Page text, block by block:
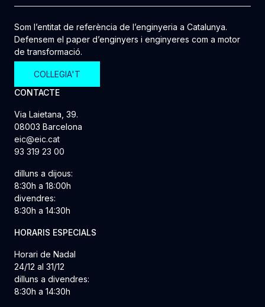
Som l’entitat de referència de l’enginyeria a Catalunya.
Defensem el paper d’enginyers i enginyeres com a motor
de transformació.
COL·LEGIA'T
CONTACTE
Via Laietana, 39.
08003 Barcelona
eic@eic.cat
93 319 23 00
dilluns a dijous:
8:30h a 18:00h
divendres:
8:30h a 14:30h
HORARIS ESPECIALS
Horari de Nadal
24/12 al 31/12
dilluns a divendres:
8:30h a 14:30h